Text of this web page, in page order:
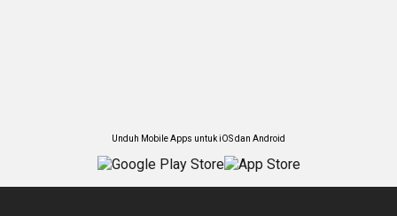
Unduh Mobile Apps untuk iOS dan Android